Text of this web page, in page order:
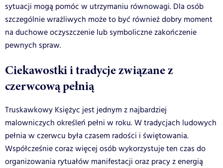
sytuacji mogą pomóc w utrzymaniu równowagi. Dla osób
szczególnie wrażliwych może to być również dobry moment
na duchowe oczyszczenie lub symboliczne zakończenie
pewnych spraw.
Ciekawostki i tradycje związane z
czerwcową pełnią
Truskawkowy Księżyc jest jednym z najbardziej
malowniczych określeń pełni w roku. W tradycjach ludowych
pełnia w czerwcu była czasem radości i świętowania.
Współcześnie coraz więcej osób wykorzystuje ten czas do
organizowania rytuałów manifestacji oraz pracy z energią